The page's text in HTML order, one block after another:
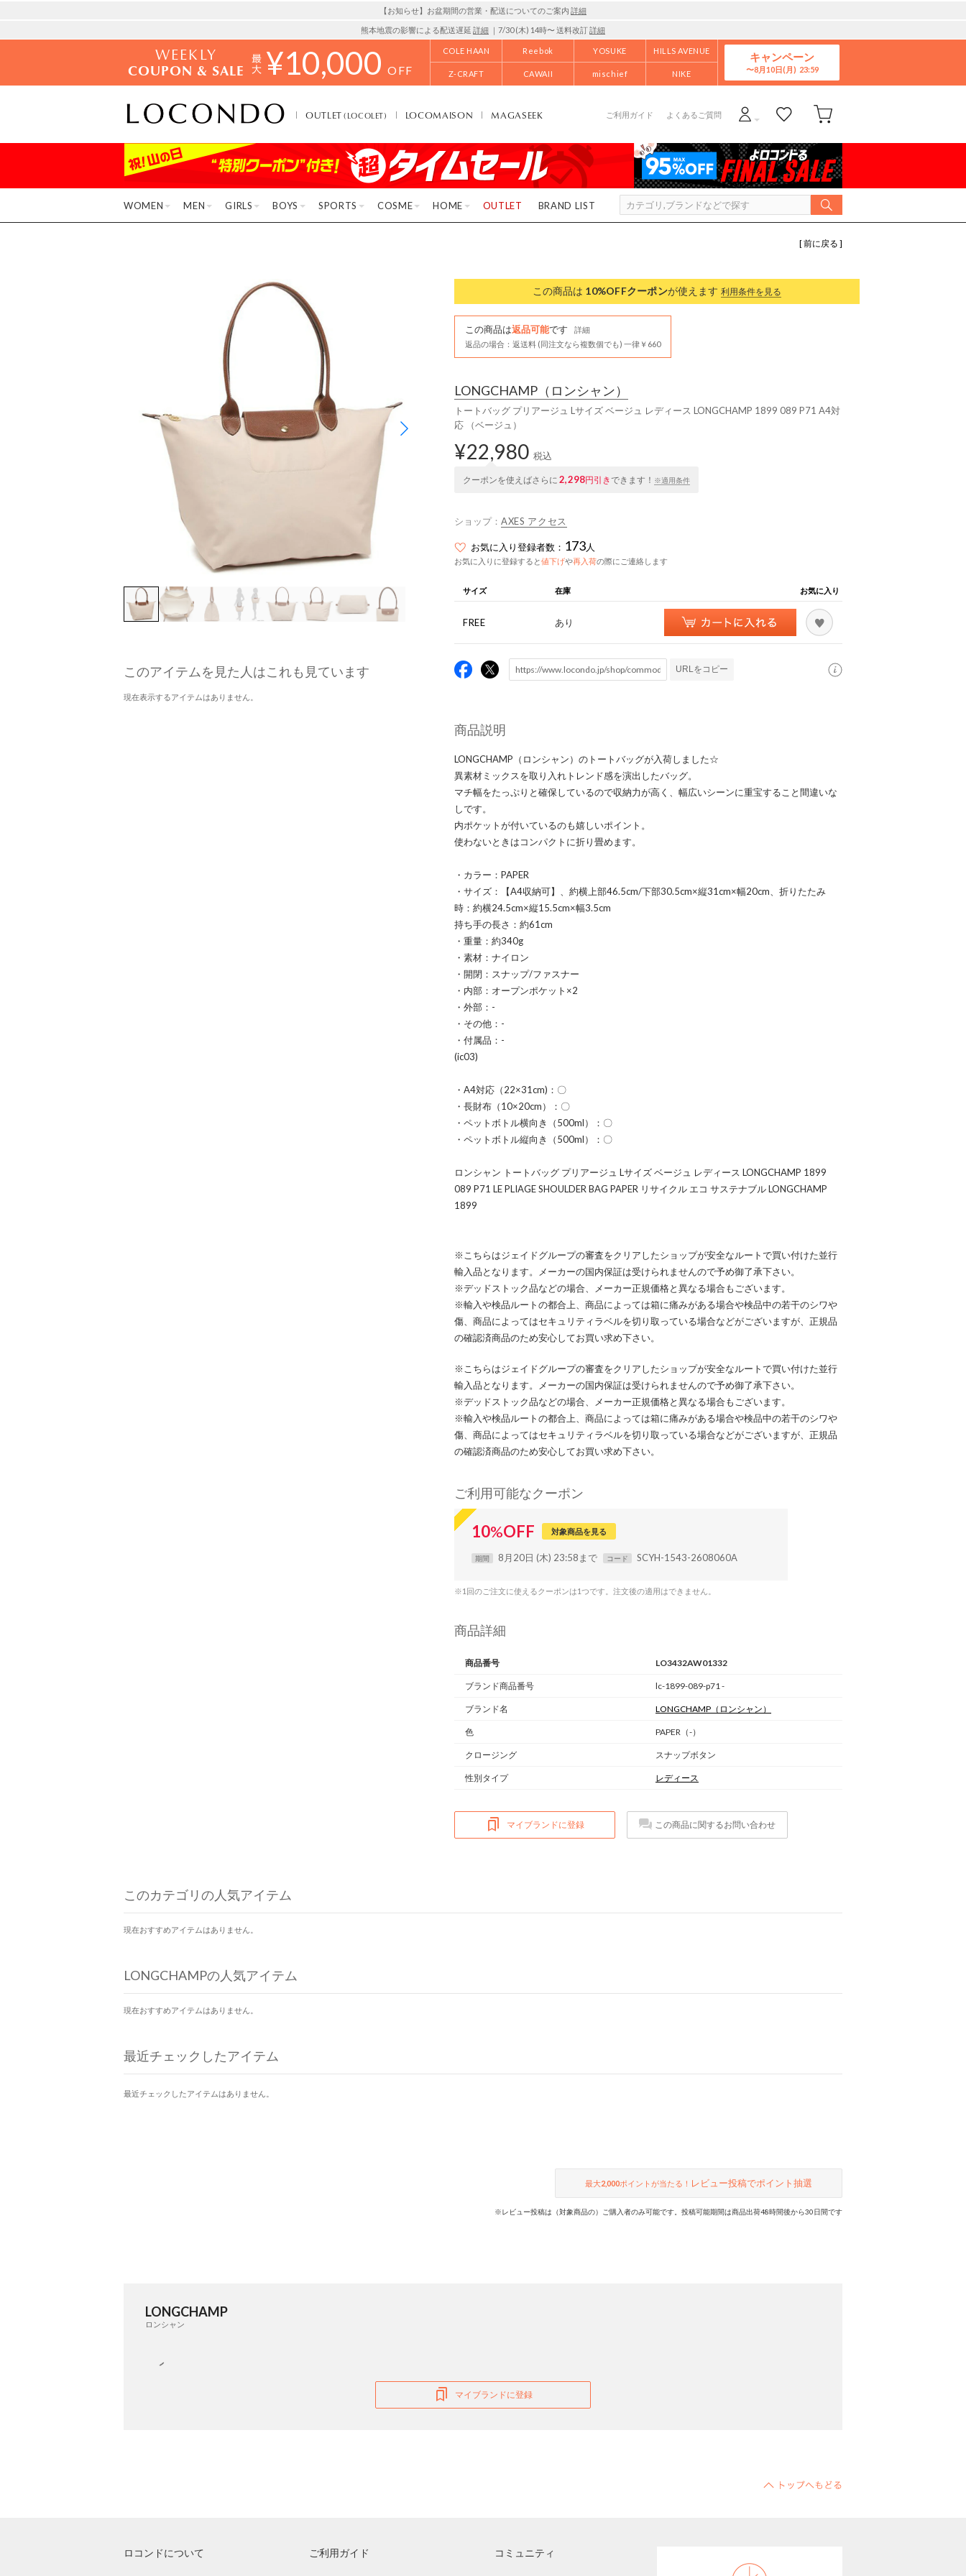
【お知らせ】お盆期間の営業・配送についてのご案内 詳細
熊本地震の影響による配送遅延 詳細 ｜7/30 (木) 14時〜 送料改訂詳細
WEEKLY
COUPON & SALE ¥10,000 OFF
COLE HAAN Reebok YOSUKE HILLS AVENUE
Z-CRAFT CAWAII mischief NIKE
キャンペーン
8月10日(月)
OUTLET(LOCOLET) LOCOMAISON MAGASEEK ご利用ガイド よくあるご質問
WOMEN MEN GIRLS BOYS SPORTS COSME HOME OUTLET BRAND LIST
[ 前に戻る ]
このアイテムを見た人はこれも見ています
現在表示するアイテムはありません。
この商品は 10%OFFクーポンが使えます 利用条件を見る
この商品は返品可能です
詳細
返品の場合：返送料 (同注文なら複数個でも) 一律￥660
LONGCHAMP （ロンシャン）
トートバッグ プリアージュ Lサイズ ベージュ レディース LONGCHAMP 1899 089 P71 A4対
応 （ベージュ）
¥22,980 税込
クーポンを使えばさらに 2,298円引きできます！ ※適用条件
ショップ： AXES アクセス
お気に入り登録者数： 173人
お気に入りに登録すると値下げや再入荷の際にご連絡します
サイズ 在庫 お気に入り
FREE あり
URLをコピー
商品説明
LONGCHAMP（ロンシャン）のトートバッグが入荷しました☆
異素材ミックスを取り入れトレンド感を演出したバッグ。
マチ幅をたっぷりと確保しているので収納力が高く、幅広いシーンに重宝すること間違いな
しです。
内ポケットが付いているのも嬉しいポイント。
使わないときはコンパクトに折り畳めます。
・カラー：PAPER
・サイズ：【A4収納可】、約横上部46.5cm/下部30.5cm×縦31cm×幅20cm、折りたたみ
時：約横24.5cm×縦15.5cm×幅3.5cm
持ち手の長さ：約61cm
・重量：約340g
・素材：ナイロン
・開閉：スナップ/ファスナー
・内部：オープンポケット×2
・外部：-
・その他：-
・付属品：-
(ic03)
・A4対応（22×31cm)：〇
・長財布（10×20cm）：〇
・ペットボトル横向き（500ml）：〇
・ペットボトル縦向き（500ml）：〇
ロンシャン トートバッグ プリアージュ Lサイズ ベージュ レディース LONGCHAMP 1899
089 P71 LE PLIAGE SHOULDER BAG PAPER リサイクル エコ サステナブル LONGCHAMP
1899
※こちらはジェイドグループの審査をクリアしたショップが安全なルートで買い付けた並行
輸入品となります。メーカーの国内保証は受けられませんので予め御了承下さい。
※デッドストック品などの場合、メーカー正規価格と異なる場合もございます。
※輸入や検品ルートの都合上、商品によっては箱に痛みがある場合や検品中の若干のシワや
傷、商品によってはセキュリティラベルを切り取っている場合などがございますが、正規品
の確認済商品のため安心してお買い求め下さい。
※こちらはジェイドグループの審査をクリアしたショップが安全なルートで買い付けた並行
輸入品となります。メーカーの国内保証は受けられませんので予め御了承下さい。
※デッドストック品などの場合、メーカー正規価格と異なる場合もございます。
※輸入や検品ルートの都合上、商品によっては箱に痛みがある場合や検品中の若干のシワや
傷、商品によってはセキュリティラベルを切り取っている場合などがございますが、正規品
の確認済商品のため安心してお買い求め下さい。
ご利用可能なクーポン
10%OFF 対象商品を見る
期間 8月20日 (木) 23:58まで コード SCYH-1543-2608060A
※1回のご注文に使えるクーポンは1つです。注文後の適用はできません。
商品詳細
商品番号 LO3432AW01332
ブランド商品番号 lc-1899-089-p71 -
ブランド名 LONGCHAMP （ロンシャン）
色 PAPER（-）
クロージング スナップボタン
性別タイプ レディース
マイブランドに登録 この商品に関するお問い合わせ
このカテゴリの人気アイテム
現在おすすめアイテムはありません。
LONGCHAMPの人気アイテム
現在おすすめアイテムはありません。
最近チェックしたアイテム
最近チェックしたアイテムはありません。
最大2,000ポイントが当たる！ レビュー投稿でポイント抽選
※レビュー投稿は（対象商品の）ご購入者のみ可能です。投稿可能期間は商品出荷48時間後から30日間です
LONGCHAMP
ロンシャン
マイブランドに登録
ロコンドについて ご利用ガイド コミュニティ